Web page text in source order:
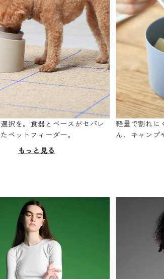
択を。食器とベースがセパレ
ペットフィーダー。
もっと見る
軽量で割れに
ん、キャンプ